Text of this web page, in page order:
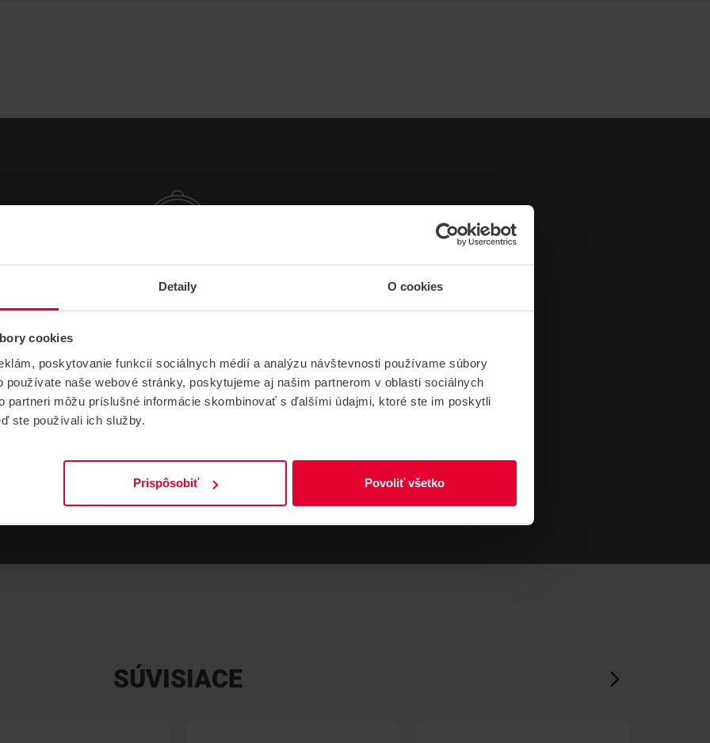
Detaily O cookies
cookies
poskytovanie funkcií sociálnych médií a analýzu návštevnosti používame súbory
používate naše webové stránky, poskytujeme aj našim partnerom v oblasti sociálnych
partneri môžu príslušné informácie skombinovať s ďalšími údajmi, ktoré ste im poskytli
ste používali ich služby.
Prispôsobiť Povoliť všetko
NÁVODY A PODPORA
ReX CE
22,6 MB
SÚVISIACE